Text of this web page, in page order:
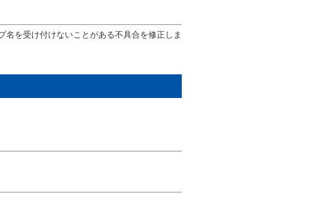
を受け付けないことがある不具合を修正しま